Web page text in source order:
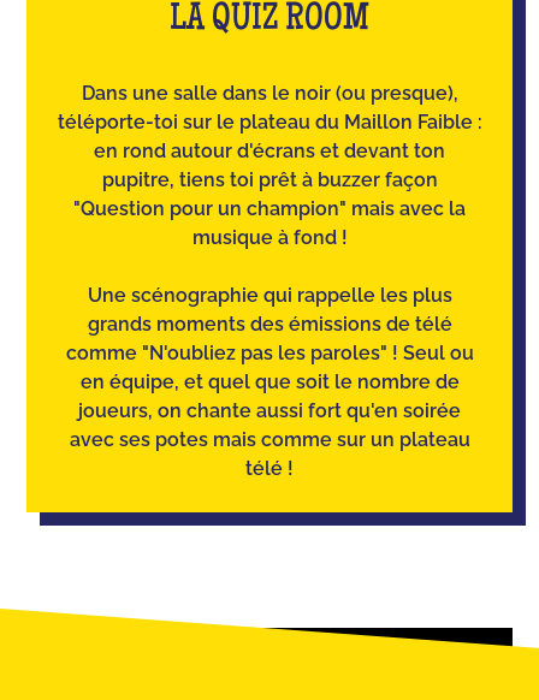
LA QUIZ ROOM
Dans une salle dans le noir (ou presque),
téléporte-toi sur le plateau du Maillon Faible :
en rond autour d'écrans et devant ton
pupitre, tiens toi prêt à buzzer façon
"Question pour un champion" mais avec la
musique à fond !
Une scénographie qui rappelle les plus
grands moments des émissions de télé
comme "N'oubliez pas les paroles" ! Seul ou
en équipe, et quel que soit le nombre de
joueurs, on chante aussi fort qu'en soirée
avec ses potes mais comme sur un plateau
télé !